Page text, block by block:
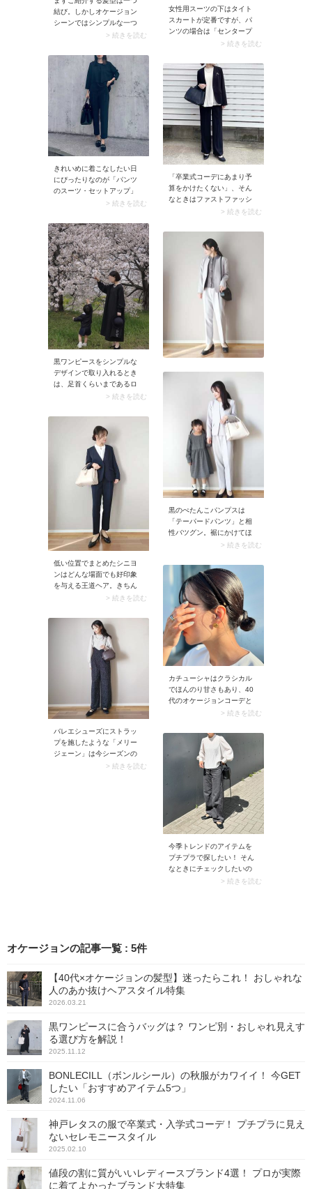
結び。しかしオケージョン
シーンではシンプルな一つ
結びだけだと少し物足りな
立つのが「シュシュ」で
す。一点プラスするだけで
顔周りがパッと華やぎ、フ
ォーマルなスタイリングに
スッと馴染みます。きちん
と感はそのままに、女性ら
しいやわらかさが加わるヘ
アアレンジです。
> 続きを読む
女性用スーツの下はタイト
スカートが定番ですが、パ
ンツの場合は「センタープ
レスパンツ」が王道。パン
ているデザイン全般を指
し、もっともポピュラーな
のがスラックスです。真面
目な印象がありビジネスや
フォーマルシーンにうって
つけ。立体感なシルエット
が脚のラインを程よくカバ
ーしてくれます。
> 続きを読む
きれいめに着こなしたい日
にぴったりなのが「パンツ
のスーツ・セットアップ」
との着合わせ。加えてロー
を選ぶとクリーンな雰囲気
が高まり、王道の通勤スタ
イルに。このときは靴下で
はなく、肌色ストッキング
を合わせるのが正解です。
> 続きを読む
「卒業式コーデにあまり予
算をかけたくない」、そん
なときはファストファッシ
ョンブランドが使えます。
GLOBAL WORK（グローバ
ルワーク）のセットアッ
プ、2枚目はUNIQLO（ユニ
クロ）のジャケット＆パン
ツを着用。このとき華やか
な白ブラウスや装飾性のあ
るアクセサリーをプラスす
るのがコツ。通勤コーデっ
ぽく見えず、卒業式らしい
装いに決まりますよ。
> 続きを読む
黒ワンピースをシンプルな
デザインで取り入れるとき
は、足首くらいまであるロ
ング丈を選びましょう。こ
えを解消できます。加えて
キラキラしたネックレスや
ピアスを足すのもコツ。装
飾性が加わりコーデが華や
> 続きを読む
黒のぺたんこパンプスは
「テーパードパンツ」と相
性バツグン。裾にかけてほ
っそりとしたパンツがクリ
きれいめ感がグンとアッ
プ。きちんと見えする組み
合わせなので、よそ行きコ
ーデに最適です。
> 続きを読む
低い位置でまとめたシニヨ
ンはどんな場面でも好印象
を与える王道ヘア。きちん
と感のあるクリーンな雰囲
もよく似合います。
> 続きを読む
カチューシャはクラシカル
でほんのり甘さもあり、40
代のオケージョンコーデと
も好相性。フォーマル感を
ロアなどツヤのある素材を
選ぶのがおすすめです。ま
とめ髪に合わせるのはもち
ろん、ダウンスタイルにプ
ラスするだけでも素敵。
> 続きを読む
バレエシューズにストラッ
プを施したような「メリー
ジェーン」は今シーズンの
トレンド。可愛いテイスト
> 続きを読む
今季トレンドのアイテムを
プチプラで探したい！ そん
なときにチェックしたいの
は「BONLECILL（ボンルシ
ースなども豊富なのでチェ
ックしてみて。
> 続きを読む
オケージョンの記事一覧 : 5件
【40代×オケージョンの髪型】迷ったらこれ！ おしゃれな
人のあか抜けヘアスタイル特集
2026.03.21
黒ワンピースに合うバッグは？ ワンピ別・おしゃれ見えす
る選び方を解説！
2025.11.12
BONLECILL（ボンルシール）の秋服がカワイイ！ 今GET
したい「おすすめアイテム5つ」
2024.11.06
神戸レタスの服で卒業式・入学式コーデ！ プチプラに見え
ないセレモニースタイル
2025.02.10
値段の割に質がいいレディースブランド4選！ プロが実際
に着てよかったブランド大特集